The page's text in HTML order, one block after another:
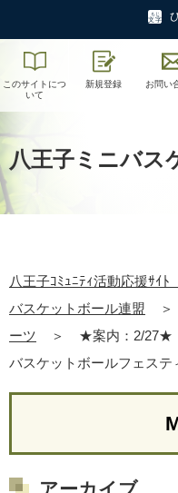
このサイトにつ
いて
新規登録 お問い
八王子ミニバス
八王子ｺﾐｭﾆﾃｨ活動応援ｻｲ
バスケットボール連盟
＞
ーツ
＞
★案内：2/
バスケットボールフェステ
アーカイブ